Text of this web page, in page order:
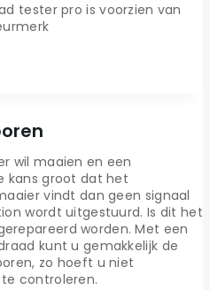
tester pro is voorzien van
wil maaien en een
kans groot dat het
vindt dan geen signaal
wordt uitgestuurd. Is dit het
worden. Met een
kunt u gemakkelijk de
zo hoeft u niet
controleren.